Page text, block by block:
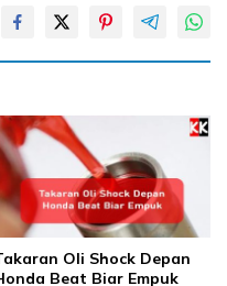
Oli Shock Depan
Beat Biar Empuk